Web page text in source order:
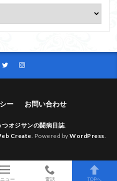
ー お問い合わせ
つオジサンの闘病日誌.
Create. Powered by WordPress.
ニュー 電話 TOPへ